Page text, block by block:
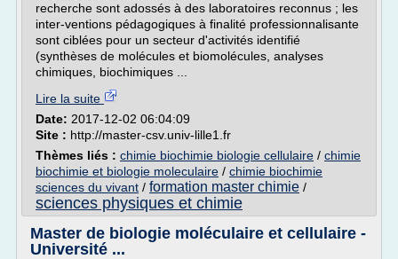
recherche sont adossés à des laboratoires reconnus ; les
inter-ventions pédagogiques à finalité professionnalisante
sont ciblées pour un secteur d'activités identifié
(synthèses de molécules et biomolécules, analyses
chimiques, biochimiques ...
Lire la suite
Date: 2017-12-02 06:04:09
Site : http://master-csv.univ-lille1.fr
Thèmes liés : chimie biochimie biologie cellulaire / chimie
biochimie et biologie moleculaire / chimie biochimie
sciences du vivant / formation master chimie /
sciences physiques et chimie
Master de biologie moléculaire et cellulaire -
Université ...